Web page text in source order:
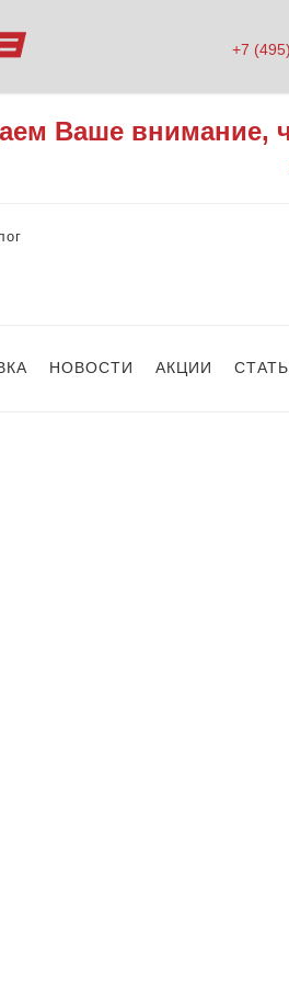
+7 (495)
Ваше внимание,
НОВОСТИ АКЦИИ